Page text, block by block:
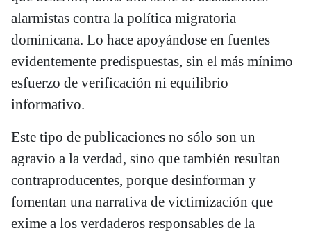
alarmistas contra la política migratoria
dominicana. Lo hace apoyándose en fuentes
evidentemente predispuestas, sin el más mínimo
esfuerzo de verificación ni equilibrio
informativo.
Este tipo de publicaciones no sólo son un
agravio a la verdad, sino que también resultan
contraproducentes, porque desinforman y
fomentan una narrativa de victimización que
exime a los verdaderos responsables de la